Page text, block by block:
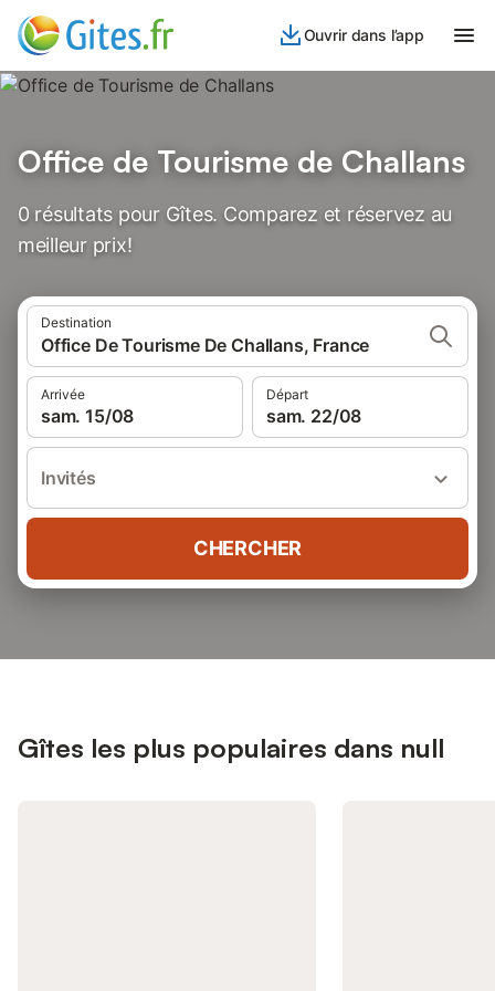
Ouvrir dans l’app
Office de Tourisme de Challans
0 résultats pour Gîtes. Comparez et réservez au
meilleur prix!
Destination
Office De Tourisme De Challans, France
Arrivée
sam. 15/08
Départ
sam. 22/08
Invités
CHERCHER
Gîtes les plus populaires dans null